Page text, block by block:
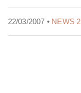
22/03/2007 • NEWS 2